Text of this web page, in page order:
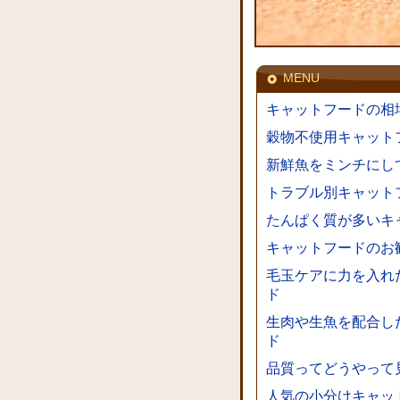
MENU
キャットフードの相
穀物不使用キャット
新鮮魚をミンチにし
トラブル別キャット
たんぱく質が多いキ
キャットフードのお
毛玉ケアに力を入れ
ド
生肉や生魚を配合し
ド
品質ってどうやって
人気の小分けキャッ